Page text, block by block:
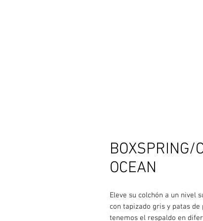
BOXSPRING/
OCEAN
Eleve su colchón a un nivel
con tapizado gris y patas
tenemos el respaldo en